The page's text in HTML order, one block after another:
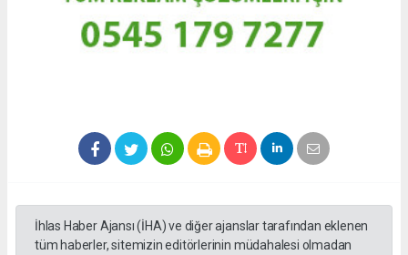
İhlas Haber Ajansı (İHA) ve diğer ajanslar tarafından eklenen
tüm haberler, sitemizin editörlerinin müdahalesi olmadan